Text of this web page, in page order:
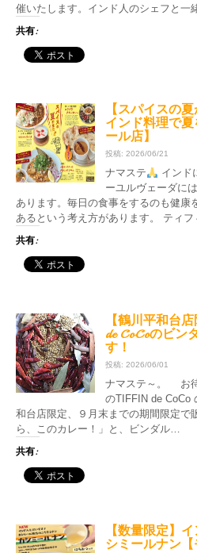
催いたします。インド人のシェフと一
共有:
【スパイスの
インド料理で
ール店】
投稿: 2026/06/21
ナマステ
インド
ーユルヴェーダに
あります。毎日の食事をするのも健康
あるという考え方があります。 ティ
共有:
【鶴川平和台
de CoCoのビン
す！
投稿: 2026/06/01
ナマステ～。 お
のTIFFIN de CoCo
和台店限定、９月末までの期間限定
ら、このカレー！」と、ビンダル…
共有:
【数量限定】
シミールナン【